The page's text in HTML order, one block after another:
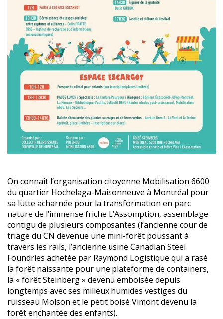
On connaît l’organisation citoyenne Mobilisation 6600
du quartier Hochelaga-Maisonneuve à Montréal pour
sa lutte acharnée pour la transformation en parc
nature de l’immense friche L’Assomption, assemblage
contigu de plusieurs composantes (l’ancienne cour de
triage du CN devenue une mini-forêt poussant à
travers les rails, l’ancienne usine Canadian Steel
Foundries achetée par Raymond Logistique qui a rasé
la forêt naissante pour une plateforme de containers,
la « forêt Steinberg » devenu emboisée depuis
longtemps avec ses milieux humides vestiges du
ruisseau Molson et le petit boisé Vimont devenu la
forêt enchantée des enfants).